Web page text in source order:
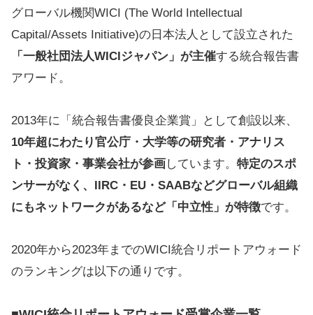
グローバル機関WICI (The World Intellectual
Capital/Assets Initiative)の日本法人として設立された
「一般社団法人WICIジャパン」が主催する統合報告書
アワード。
2013年に「統合報告書優良企業賞」として創設以来、
10年超にわたり官公庁・大学等の研究者・アナリス
ト・投資家・事業会社が参画 しています。 特定のスポ
ンサーがなく、IIRC・EU・SAABなどグローバル組織
にもネットワークがあるなど「中立性」が特徴です。
2020年から2023年までのWICI統合リポートアウォード
のランキングは以下の通りです。